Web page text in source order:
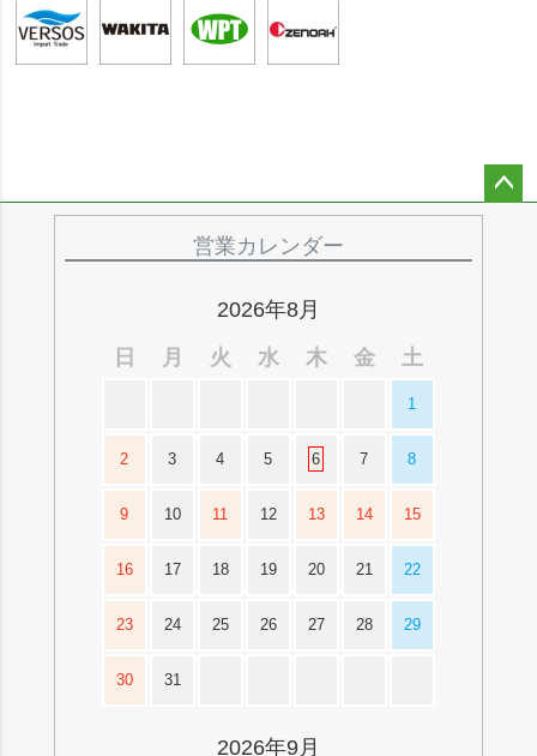
営業カレンダー
2026年8月
日
月 火 水 木 金 土
1
2 3 4 5 6 7 8
9 10 11 12 13 14 15
16 17 18 19 20 21 22
23 24 25 26 27 28 29
30 31
2026年9月